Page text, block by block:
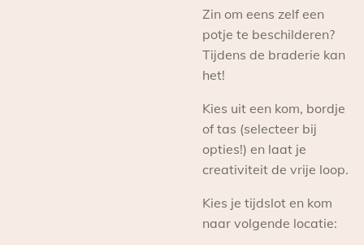
Zin om eens zelf een
potje te beschilderen?
Tijdens de braderie kan
het!
Kies uit een kom, bordje
of tas (selecteer bij
opties!) en laat je
creativiteit de vrije loop.
Kies je tijdslot en kom
naar volgende locatie: